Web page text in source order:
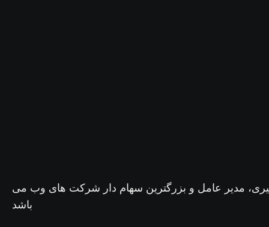
مدیر عامل و بزرگترین سهام دار شرکت های وب می
باشد